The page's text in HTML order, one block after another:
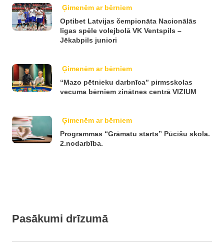
Ģimenēm ar bērniem
Optibet Latvijas čempionāta Nacionālās
līgas spēle volejbolā VK Ventspils –
Jēkabpils juniori
Ģimenēm ar bērniem
“Mazo pētnieku darbnīca” pirmsskolas
vecuma bērniem zinātnes centrā VIZIUM
Ģimenēm ar bērniem
Programmas “Grāmatu starts” Pūcīšu skola.
2.nodarbība.
Pasākumi drīzumā